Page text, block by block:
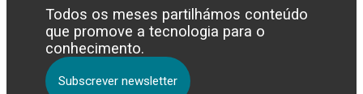
Todos os meses partilhámos conteúdo
que promove a tecnologia para o
conhecimento.
Subscrever newsletter